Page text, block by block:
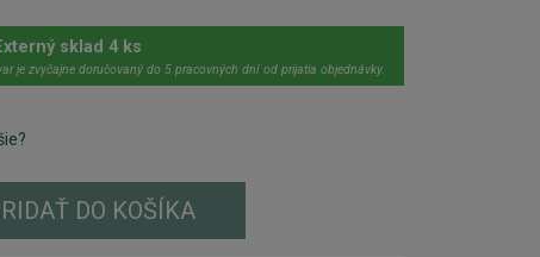
sklad 4 ks
je zvyčajne doručovaný do 5 pracovných dní od prijatia objednávky.
DO KOŠÍKA